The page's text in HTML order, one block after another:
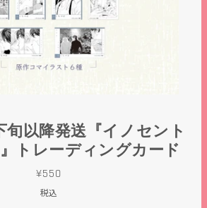
以降発送『イノセント
トレーディングカード
¥550
税込